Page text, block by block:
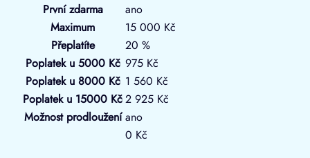
První zdarma
ano
Maximum
15 000 Kč
Přeplatíte
20 %
Poplatek u 5000 Kč 975 Kč
Poplatek u 8000 Kč 1 560 Kč
Poplatek u 15000 Kč2 925 Kč
Možnost prodloužení ano
0 Kč